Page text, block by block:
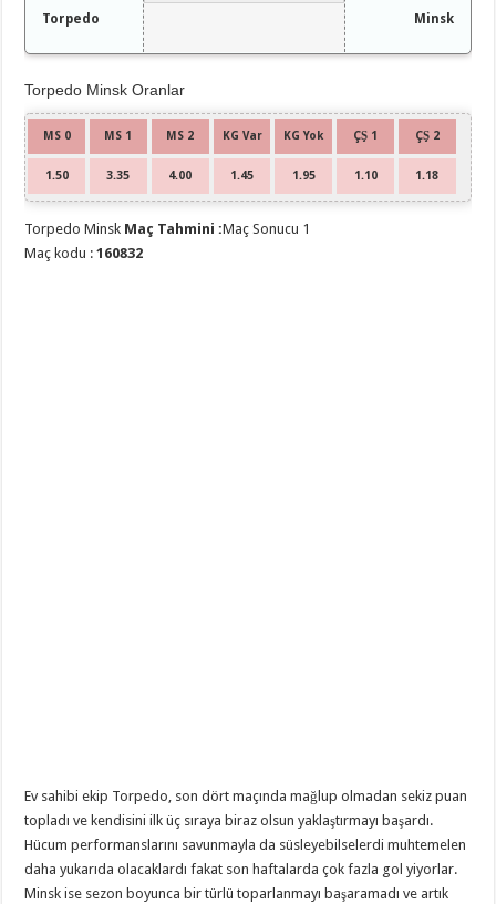
Torpedo Minsk
Torpedo Minsk Oranlar
MS 0 MS 1 MS 2 KG Var KG Yok ÇŞ 1 ÇŞ 2
1.50 3.35 4.00 1.45 1.95 1.10 1.18
Torpedo Minsk Maç Tahmini :Maç Sonucu 1
Maç kodu :160832
Ev sahibi ekip Torpedo, son dört maçında mağlup olmadan sekiz puan
topladı ve kendisini ilk üç sıraya biraz olsun yaklaştırmayı başardı.
Hücum performanslarını savunmayla da süsleyebilselerdi muhtemelen
daha yukarıda olacaklardı fakat son haftalarda çok fazla gol yiyorlar.
Minsk ise sezon boyunca bir türlü toparlanmayı başaramadı ve artık